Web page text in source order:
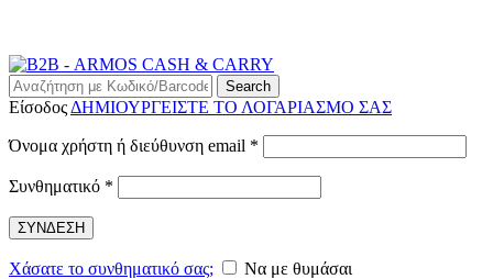
Search
Είσοδος ΔΗΜΙΟΥΡΓΕΙΣΤΕ ΤΟ ΛΟΓΑΡΙΑΣΜΟ ΣΑΣ
Όνομα χρήστη ή διεύθυνση email *
Συνθηματικό *
ΣΥΝΔΕΣΗ
Χάσατε το συνθηματικό σας;
Να με θυμάσαι